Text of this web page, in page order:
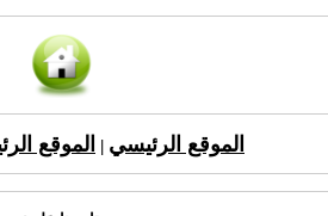
الموقع الرئيسي الموقع